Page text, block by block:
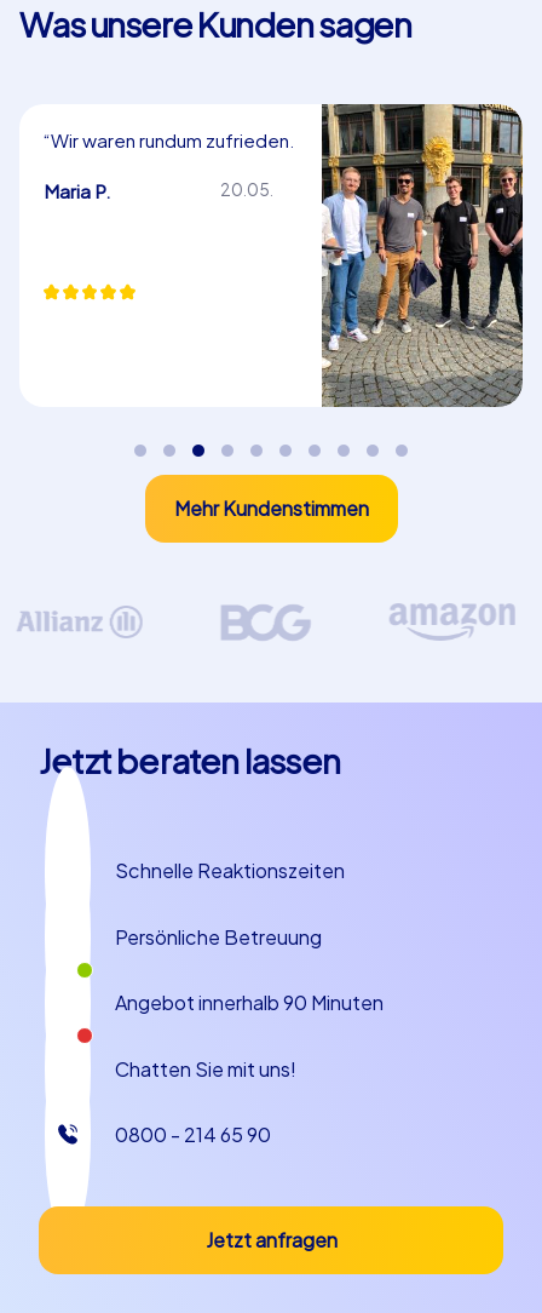
Was unsere Kunden sagen
“Wir waren rundum zufrieden.
Maria P.
20.05.
Mehr Kundenstimmen
Jetzt beraten lassen
Schnelle Reaktionszeiten
Persönliche Betreuung
Angebot innerhalb 90 Minuten
Chatten Sie mit uns!
0800 - 214 65 90
Jetzt anfragen